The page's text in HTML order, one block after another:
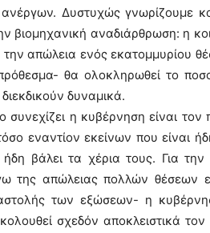
Δυστυχώς γνωρίζουμε
βιομηχανική αναδιάρθρωση: η
την απώλεια ενός εκατομμυρίου
θα ολοκληρωθεί το
δυναμικά.
συνεχίζει η κυβέρνηση είναι
εναντίον εκείνων που είναι
βάλει τα χέρια τους. Για την
της απώλειας πολλών θέσεων
των εξώσεων- η
σχεδόν αποκλειστικά